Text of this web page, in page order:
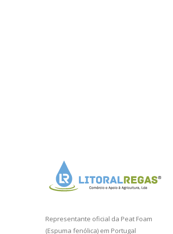
Representante oficial da Peat Foam
(Espuma fenólica) em Portugal